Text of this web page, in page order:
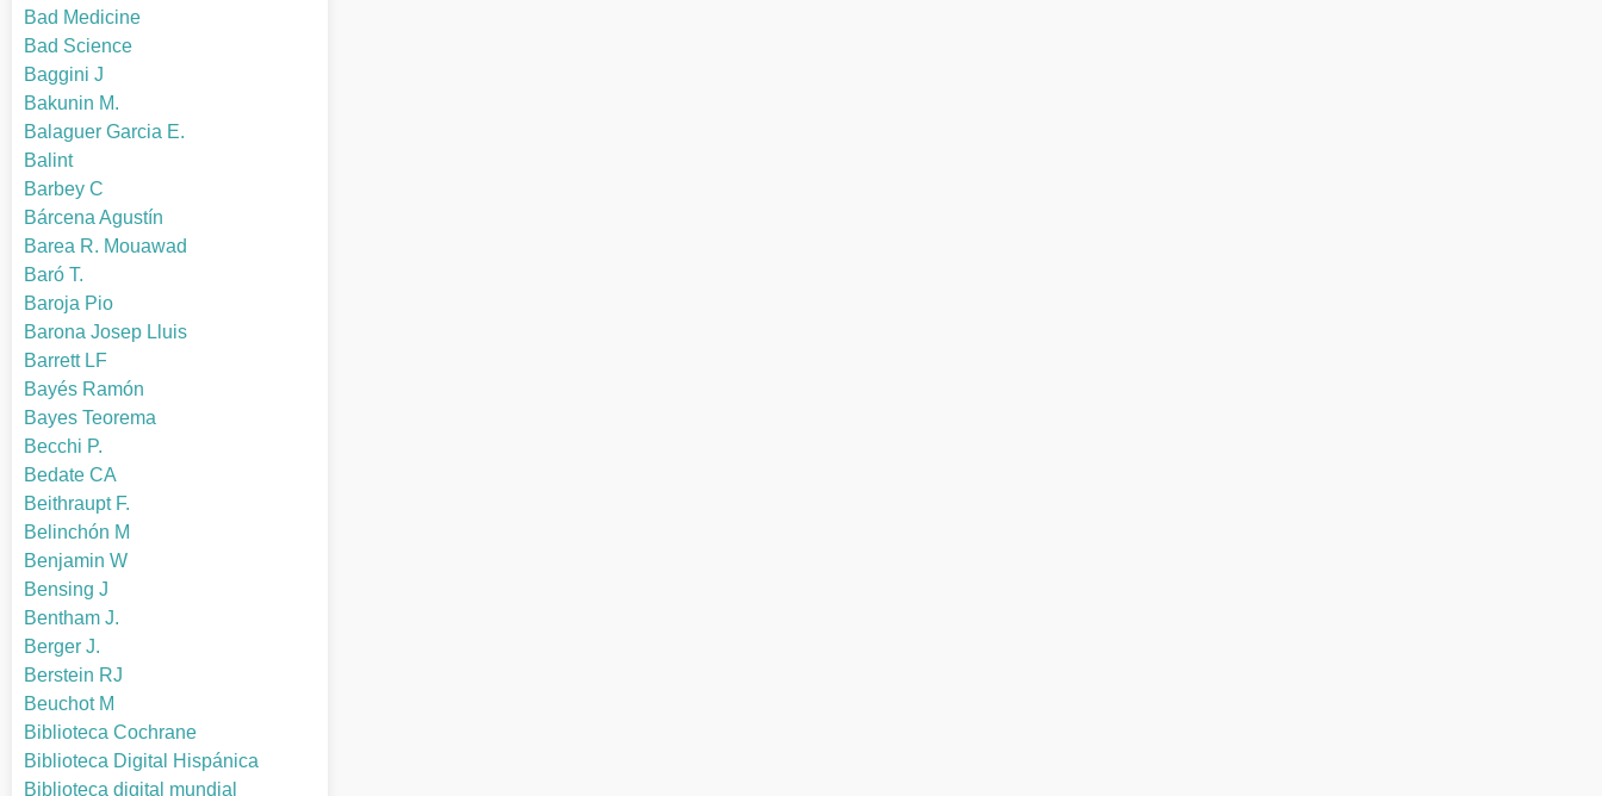
Bad Medicine
Bad Science
Baggini J
Bakunin M.
Balaguer Garcia E.
Balint
Barbey C
Bárcena Agustín
Barea R. Mouawad
Baró T.
Baroja Pio
Barona Josep Lluis
Barrett LF
Bayés Ramón
Bayes Teorema
Becchi P.
Bedate CA
Beithraupt F.
Belinchón M
Benjamin W
Bensing J
Bentham J.
Berger J.
Berstein RJ
Beuchot M
Biblioteca Cochrane
Biblioteca Digital Hispánica
Biblioteca digital mundial